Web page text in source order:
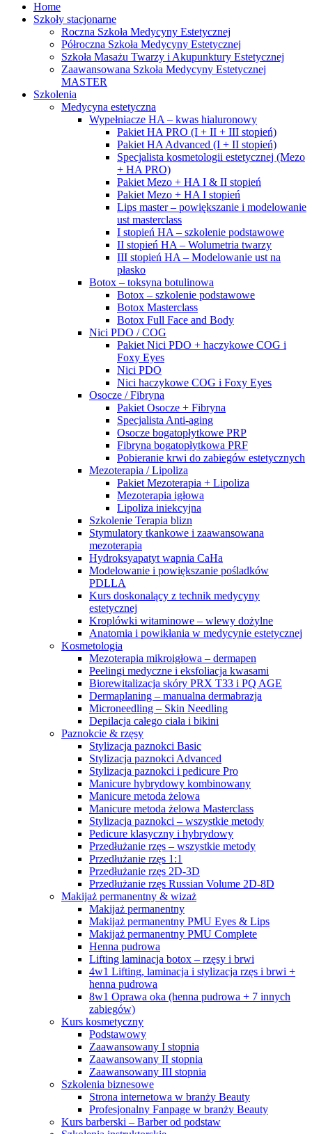
Home
Szkoły stacjonarne
Roczna Szkoła Medycyny Estetycznej
Półroczna Szkoła Medycyny Estetycznej
Szkoła Masażu Twarzy i Akupunktury Estetycznej
Zaawansowana Szkoła Medycyny Estetycznej
MASTER
Szkolenia
Medycyna estetyczna
Wypełniacze HA – kwas hialuronowy
Pakiet HA PRO (I + II + III stopień)
Pakiet HA Advanced (I + II stopień)
Specjalista kosmetologii estetycznej (Mezo
+ HA PRO)
Pakiet Mezo + HA I & II stopień
Pakiet Mezo + HA I stopień
Lips master – powiększanie i modelowanie
ust masterclass
I stopień HA – szkolenie podstawowe
II stopień HA – Wolumetria twarzy
III stopień HA – Modelowanie ust na
płasko
Botox – toksyna botulinowa
Botox – szkolenie podstawowe
Botox Masterclass
Botox Full Face and Body
Nici PDO / COG
Pakiet Nici PDO + haczykowe COG i
Foxy Eyes
Nici PDO
Nici haczykowe COG i Foxy Eyes
Osocze / Fibryna
Pakiet Osocze + Fibryna
Specjalista Anti-aging
Osocze bogatopłytkowe PRP
Fibryna bogatopłytkowa PRF
Pobieranie krwi do zabiegów estetycznych
Mezoterapia / Lipoliza
Pakiet Mezoterapia + Lipoliza
Mezoterapia igłowa
Lipoliza iniekcyjna
Szkolenie Terapia blizn
Stymulatory tkankowe i zaawansowana
mezoterapia
Hydroksyapatyt wapnia CaHa
Modelowanie i powiększanie pośladków
PDLLA
Kurs doskonalący z technik medycyny
estetycznej
Kroplówki witaminowe – wlewy dożylne
Anatomia i powikłania w medycynie estetycznej
Kosmetologia
Mezoterapia mikroigłowa – dermapen
Peelingi medyczne i eksfoliacja kwasami
Biorewitalizacja skóry PRX T33 i PQ AGE
Dermaplaning – manualna dermabrazja
Microneedling – Skin Needling
Depilacja całego ciała i bikini
Paznokcie & rzęsy
Stylizacja paznokci Basic
Stylizacja paznokci Advanced
Stylizacja paznokci i pedicure Pro
Manicure hybrydowy kombinowany
Manicure metoda żelowa
Manicure metoda żelowa Masterclass
Stylizacja paznokci – wszystkie metody
Pedicure klasyczny i hybrydowy
Przedłużanie rzęs – wszystkie metody
Przedłużanie rzęs 1:1
Przedłużanie rzęs 2D-3D
Przedłużanie rzęs Russian Volume 2D-8D
Makijaż permanentny & wizaż
Makijaż permanentny
Makijaż permanentny PMU Eyes & Lips
Makijaż permanentny PMU Complete
Henna pudrowa
Lifting laminacja botox – rzęsy i brwi
4w1 Lifting, laminacja i stylizacja rzęs i brwi +
henna pudrowa
8w1 Oprawa oka (henna pudrowa + 7 innych
zabiegów)
Kurs kosmetyczny
Podstawowy
Zaawansowany I stopnia
Zaawansowany II stopnia
Zaawansowany III stopnia
Szkolenia biznesowe
Strona internetowa w branży Beauty
Profesjonalny Fanpage w branży Beauty
Kurs barberski – Barber od podstaw